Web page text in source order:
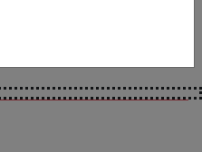
con tus necesidades.